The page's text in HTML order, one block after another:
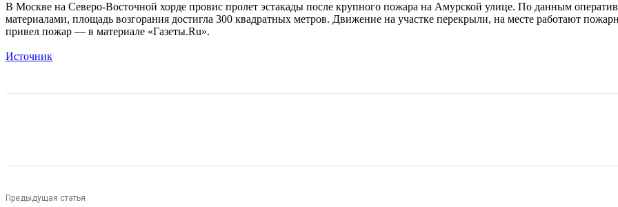
В Москве на Северо-Восточной хорде провис пролет эстакады после крупного пожара на Амурской улице. По данным
материалами, площадь возгорания достигла 300 квадратных метров. Движение на участке перекрыли, на месте работают
привел пожар — в материале «Газеты.Ru».
Источник
Предыдущая статья